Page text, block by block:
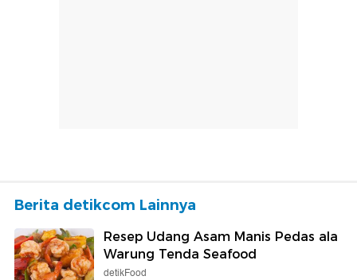
Berita detikcom Lainnya
Resep Udang Asam Manis Pedas ala
Warung Tenda Seafood
detikFood